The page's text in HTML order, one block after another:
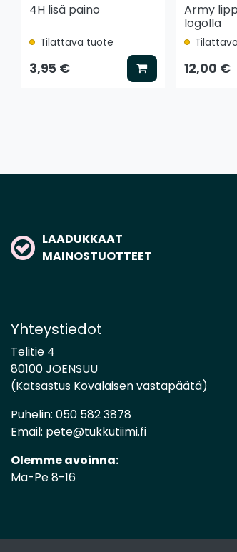
4H lisä paino
Tilattava tuote
3,95 € Lisää koriin
Army
logolla
12,00 €
LAADUKKAAT
MAINOSTUOTTEET
Yhteystiedot
Telitie 4
80100 JOENSUU
(Katsastus Kovalaisen vastapäätä)
Puhelin: 050 582 3878
Email: pete@tukkutiimi.fi
Olemme avoinna:
Ma-Pe 8-16